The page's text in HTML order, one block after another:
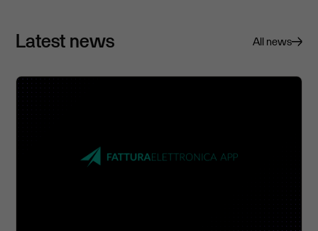
Latest news All news